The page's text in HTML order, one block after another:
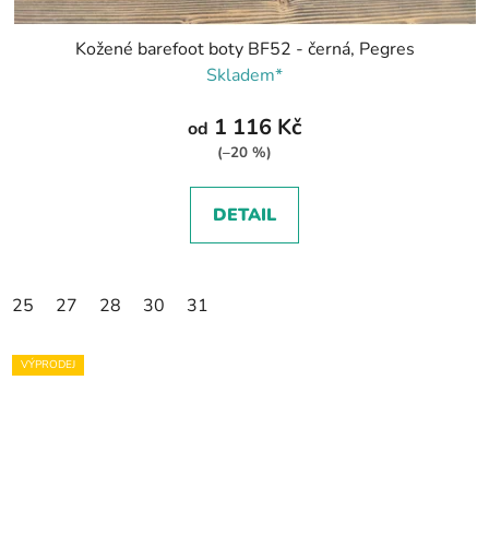
Kožené barefoot boty BF52 - černá, Pegres
Skladem*
od 1 116 Kč
(–20 %)
DETAIL
25 27 28 30 31
VÝPRODEJ